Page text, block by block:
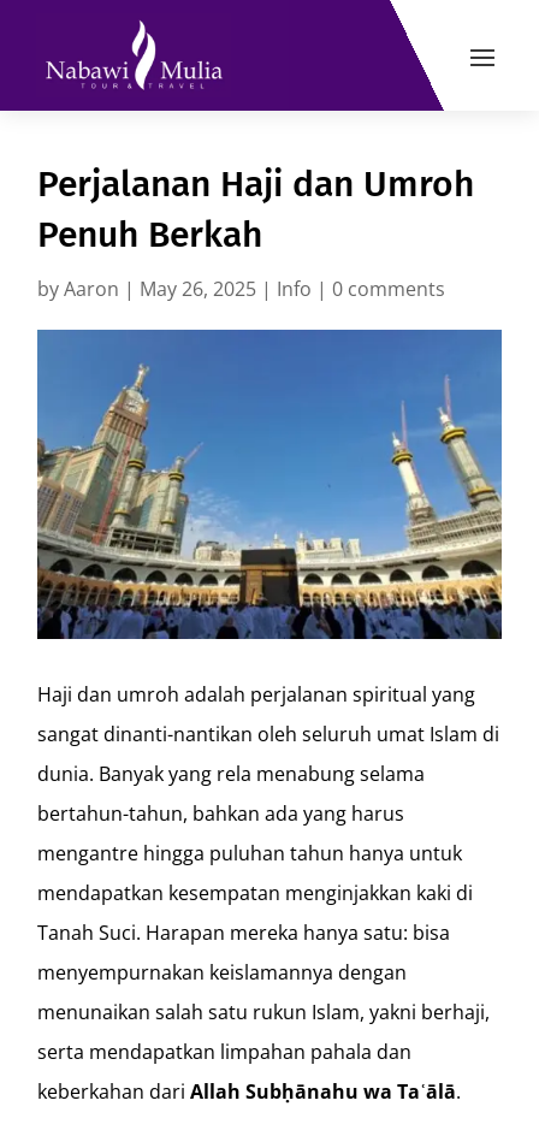
Perjalanan Haji dan Umroh
Penuh Berkah
byAaron | May 26, 2025 | Info |0 comments
Haji dan umroh adalah perjalanan spiritual yang
sangat dinanti-nantikan oleh seluruh umat Islam di
dunia. Banyak yang rela menabung selama
bertahun-tahun, bahkan ada yang harus
mengantre hingga puluhan tahun hanya untuk
mendapatkan kesempatan menginjakkan kaki di
Tanah Suci. Harapan mereka hanya satu: bisa
menyempurnakan keislamannya dengan
menunaikan salah satu rukun Islam, yakni berhaji,
serta mendapatkan limpahan pahala dan
keberkahan dariAllah Subḥānahu wa Taʿālā.